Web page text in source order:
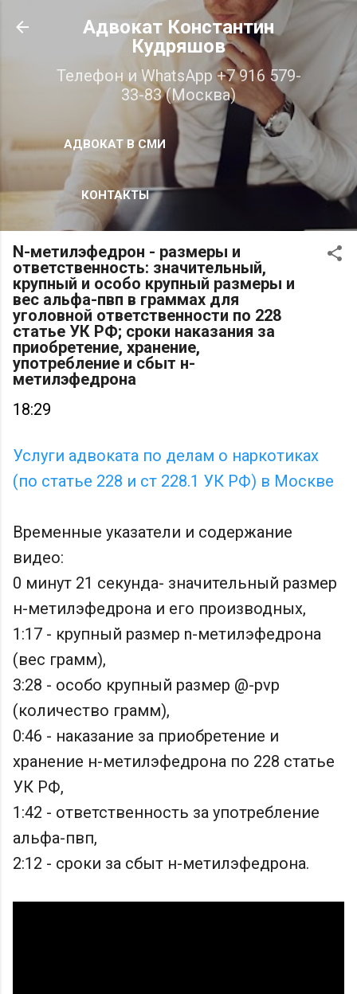
К основному контенту
Адвокат Константин
Кудряшов
Телефон и WhatsApp +7 916 579-
33-83 (Москва)
АДВОКАТ В СМИ
КОНТАКТЫ
N-метилэфедрон - размеры и
ответственность: значительный,
крупный и особо крупный размеры и
вес альфа-пвп в граммах для
уголовной ответственности по 228
статье УК РФ; сроки наказания за
приобретение, хранение,
употребление и сбыт н-
метилэфедрона
18:29
Услуги адвоката по делам о наркотиках
(по статье 228 и ст 228.1 УК РФ) в Москве
Временные указатели и содержание
видео:
0 минут 21 секунда- значительный размер
н-метилэфедрона и его производных,
1:17 - крупный размер n-метилэфедрона
(вес грамм),
3:28 - особо крупный размер @-pvp
(количество грамм),
0:46 - наказание за приобретение и
хранение н-метилэфедрона по 228 статье
УК РФ,
1:42 - ответственность за употребление
альфа-пвп,
2:12 - сроки за сбыт н-метилэфедрона.